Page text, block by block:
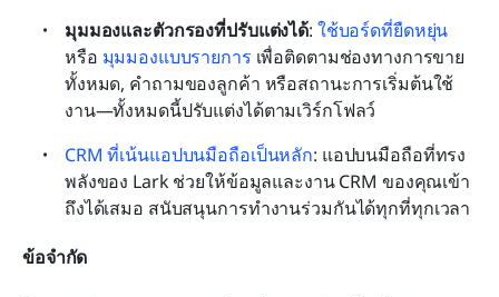
มุมมองและตัวกรองที่ปรับแต่งได้: ใช้บอร์ดที่ยืดหยุ่น
หรือ มุมมองแบบรายการ เพื่อติดตามช่องทางการขาย
ทั้งหมด, คำถามของลูกค้า หรือสถานะการเริ่มต้นใช้
งาน—ทั้งหมดนี้ปรับแต่งได้ตามเวิร์กโฟลว์
CRM ที่เน้นแอปบนมือถือเป็นหลัก: แอปบนมือถือที่ทรง
พลังของ Lark ช่วยให้ข้อมูลและงาน CRM ของคุณเข้า
ถึงได้เสมอ สนับสนุนการทำงานร่วมกันได้ทุกที่ทุกเวลา
ข้อจำกัด